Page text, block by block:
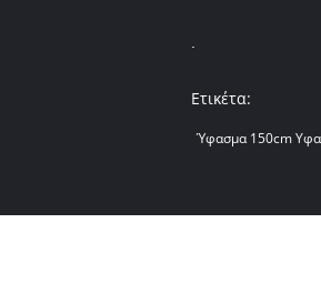
Ετικέτα:
Ύφασμα 150cm